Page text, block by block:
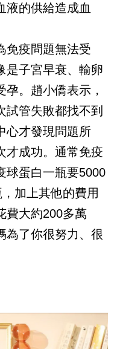
液的供給造成血
免疫問題無法受
是子宮早衰、輸卵
。趙小僑表示，
試管失敗都找不到
心才發現問題所
才成功。通常免疫
球蛋白一瓶要5000
加上其他的費用
費大約200多萬
為了你很努力、很